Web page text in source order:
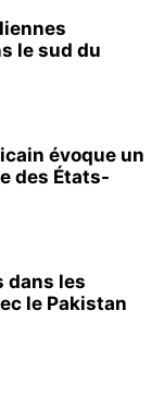
le sud du
évoque un
des États-
dans les
le Pakistan